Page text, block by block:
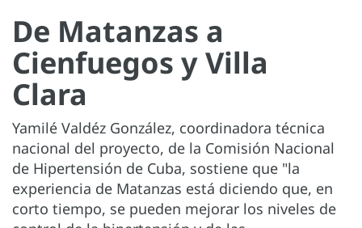
De Matanzas a
Cienfuegos y Villa
Clara
Yamilé Valdéz González, coordinadora técnica
nacional del proyecto, de la Comisión Nacional
de Hipertensión de Cuba, sostiene que "la
experiencia de Matanzas está diciendo que, en
corto tiempo, se pueden mejorar los niveles de